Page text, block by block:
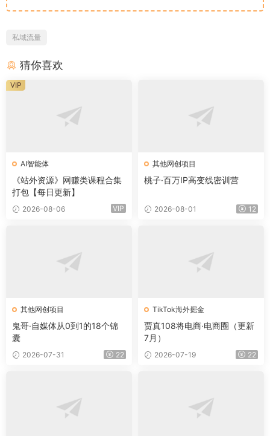
私域流量
猜你喜欢
AI智能体
《站外资源》网赚类课程合集
打包【每日更新】
2026-08-06 VIP
VIP
其他网创项目
桃子·百万IP高变线密训营
2026-08-01 12
其他网创项目
鬼哥·自媒体从0到1的18个锦
囊
2026-07-31 22
TikTok海外掘金
贾真108将电商·电商圈（更新
7月）
2026-07-19 22